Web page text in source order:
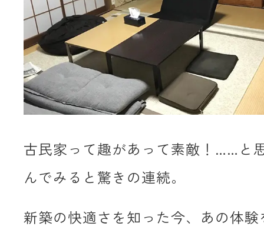
古民家って趣があって素敵！……と
んでみると驚きの連続。
新築の快適さを知った今、あの体